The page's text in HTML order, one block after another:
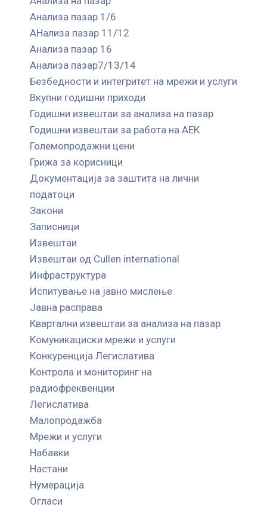
Анализа пазар 1/6
АНализа пазар 11/12
Анализа пазар 16
Анализа пазар7/13/14
Безбедности и интегритет на мрежи и услуги
Вкупни годишни приходи
Годишни извештаи за анализа на пазар
Годишни извештаи за работа на АЕК
Големопродажни цени
Грижа за корисници
Документација за заштита на лични
податоци
Закони
Записници
Извештаи
Извештаи од Cullen international
Инфраструктура
Испитување на јавно мислење
Јавна расправа
Квартални извештаи за анализа на пазар
Комуникациски мрежи и услуги
Конкуренција Легислатива
Контрола и мониторинг на
радиофреквенции
Легислатива
Малопродажба
Мрежи и услуги
Набавки
Настани
Нумерација
Огласи